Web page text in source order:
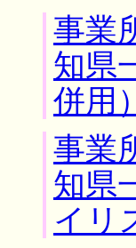
事業
知県
併用
事業
知県
イリ